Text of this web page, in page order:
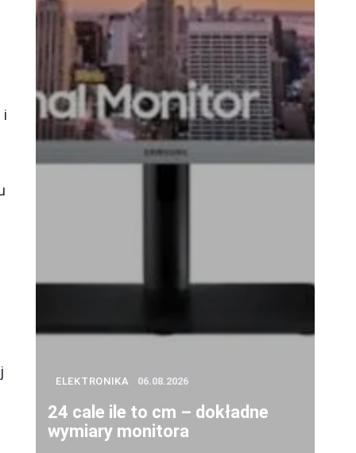
i
ELEKTRONIKA 06.08.2026
24 cale ile to cm – dokładne
wymiary monitora